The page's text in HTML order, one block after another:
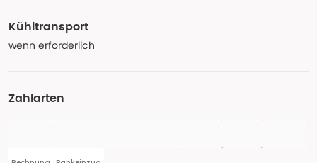
Kühltransport
wenn erforderlich
Zahlarten